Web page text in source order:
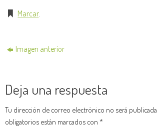
Marcar.
Imagen anterior
Deja una respuesta
Tu dirección de correo electrónico no será publicada.
obligatorios están marcados con *